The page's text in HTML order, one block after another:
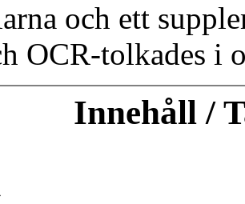
och ett
OCR-tolkades i
Innehåll /